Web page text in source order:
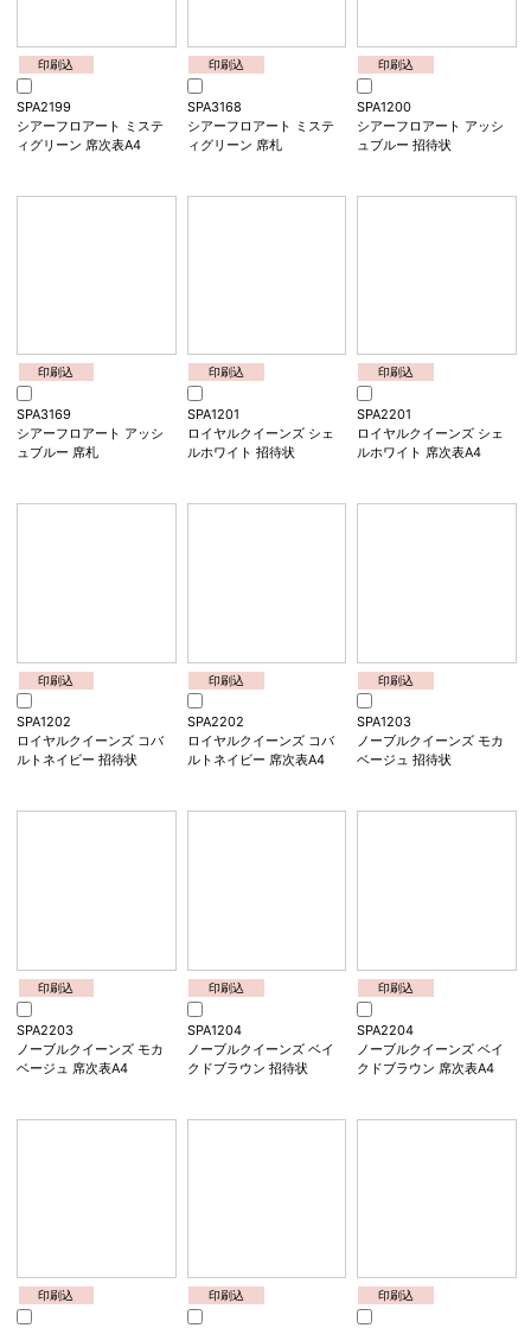
印刷込
SPA2198
シアーフロアート ペール
オレンジ 席次表A4
印刷込
SPA3167
シアーフロアート ペール
オレンジ 席札
印刷込
SPA1199
シアーフロアート ミステ
ィグリーン 招待状
印刷込
SPA2199
シアーフロアート ミステ
ィグリーン 席次表A4
印刷込
SPA3168
シアーフロアート ミステ
ィグリーン 席札
印刷込
SPA1200
シアーフロアート アッシ
ュブルー 招待状
印刷込
SPA3169
シアーフロアート アッシ
ュブルー 席札
印刷込
SPA1201
ロイヤルクイーンズ シェ
ルホワイト 招待状
印刷込
SPA2201
ロイヤルクイーンズ シェ
ルホワイト 席次表A4
印刷込
SPA1202
ロイヤルクイーンズ コバ
ルトネイビー 招待状
印刷込
SPA2202
ロイヤルクイーンズ コバ
ルトネイビー 席次表A4
印刷込
SPA1203
ノーブルクイーンズ モカ
ベージュ 招待状
印刷込 印刷込 印刷込